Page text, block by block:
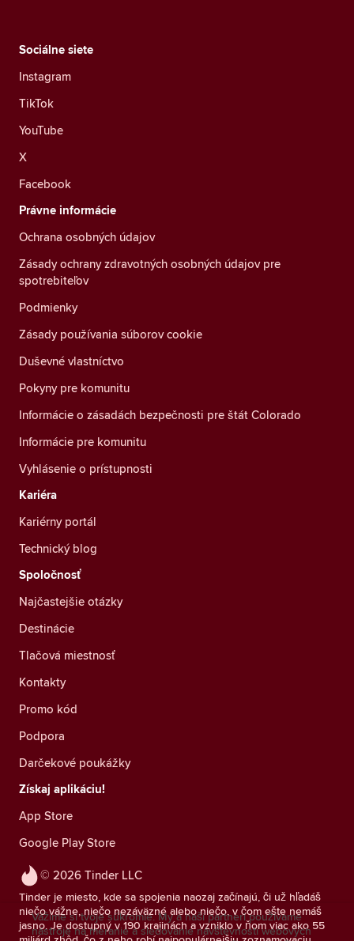
© 2026 Tinder LLC
Tinder je miesto, kde sa spojenia naozaj začínajú, či už hľadáš
niečo vážne, niečo nezáväzné alebo niečo, v čom ešte nemáš
jasno. Je dostupný v 190 krajinách a vzniklo v ňom viac ako 55
Sociálne siete
Instagram
TikTok
YouTube
X
Facebook
Právne informácie
Ochrana osobných údajov
Zásady ochrany zdravotných osobných údajov pre
spotrebiteľov
Podmienky
Zásady používania súborov cookie
Duševné vlastníctvo
Pokyny pre komunitu
Informácie o zásadách bezpečnosti pre štát Colorado
Informácie pre komunitu
Vyhlásenie o prístupnosti
Kariéra
Kariérny portál
Technický blog
Spoločnosť
Najčastejšie otázky
Destinácie
Tlačová miestnosť
Kontakty
Promo kód
Podpora
Darčekové poukážky
Získaj aplikáciu!
App Store
Google Play Store
Vážime si tvoje súkromie. My a naši partneri používame
nástroje na meranie a sledovanie návštevnosti webových